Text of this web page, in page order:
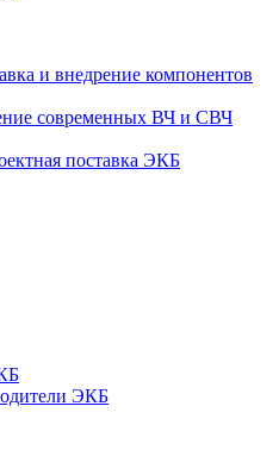
и внедрение компонентов
современных ВЧ и СВЧ
поставка ЭКБ
ЭКБ